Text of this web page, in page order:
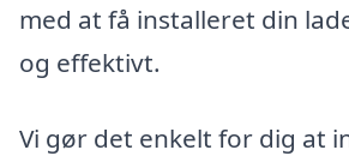
med at få installeret din
og effektivt.
Vi gør det enkelt for dig at